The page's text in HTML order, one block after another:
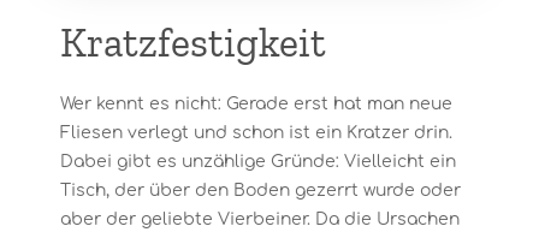
Kratzfestigkeit
Wer kennt es nicht: Gerade erst hat man neue
Fliesen verlegt und schon ist ein Kratzer drin.
Dabei gibt es unzählige Gründe: Vielleicht ein
Tisch, der über den Boden gezerrt wurde oder
aber der geliebte Vierbeiner. Da die Ursachen